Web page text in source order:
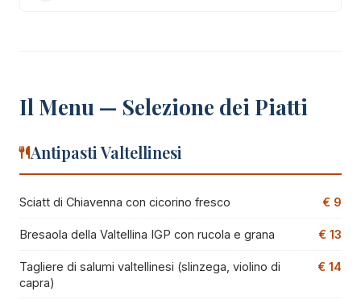
Il Menu — Selezione dei Piatti
Antipasti Valtellinesi
Sciatt di Chiavenna con cicorino fresco € 9
Bresaola della Valtellina IGP con rucola e grana € 13
Tagliere di salumi valtellinesi (slinzega, violino di
capra)
€ 14